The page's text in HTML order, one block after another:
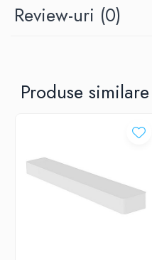
Dimensiune: 3,2 x 2 x 2 cm
Review-uri (0)
Produse similare